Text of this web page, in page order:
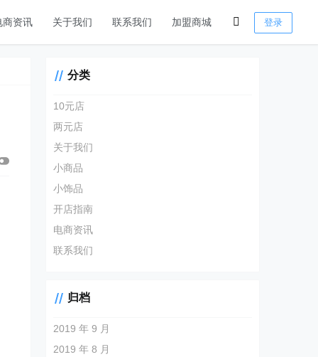
商资讯 关于我们 联系我们 加盟商城 登录
分类
10元店
两元店
关于我们
小商品
小饰品
开店指南
电商资讯
联系我们
归档
2019 年 9 月
2019 年 8 月